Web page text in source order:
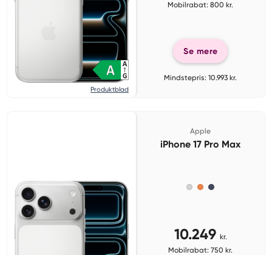
Produktblad
Mobilrabat: 800 kr.
Se mere
Mindstepris: 10.993 kr.
Apple
iPhone 17 Pro Max
10.249 kr.
Mobilrabat: 750 kr.